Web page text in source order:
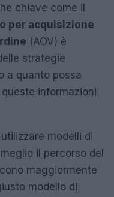
chiave come il
per acquisizione
(AOV) è
strategie
a quanto possa
informazioni
modelli di
il percorso del
maggiormente
modello di